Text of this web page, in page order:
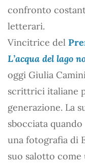
confronto
letterari.
Vincitrice del
L’acqua del lago
oggi Giulia
scrittrici italiane
generazione. La
sbocciata
una fotografia di
suo salotto come